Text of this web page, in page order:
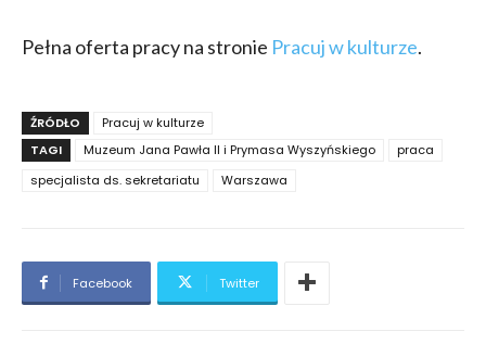
Pełna oferta pracy na stronie Pracuj w kulturze.
ŹRÓDŁO
Pracuj w kulturze
TAGI
Muzeum Jana Pawła II i Prymasa Wyszyńskiego
praca
specjalista ds. sekretariatu
Warszawa
Facebook Twitter